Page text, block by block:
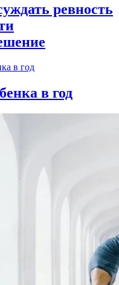
ревность
в год